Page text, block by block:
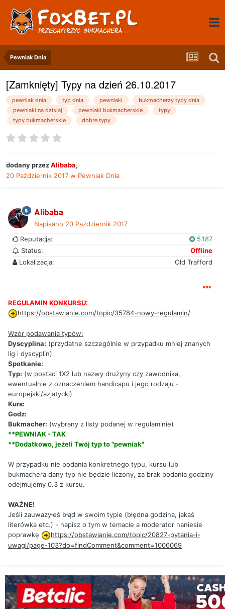
Pewniak Dnia
[Zamknięty] Typy na dzień 26.10.2017
pewniak dnia typ dnia pewniaki
bukmacherzy typy dnia
pewniaki na dzisiaj
pewniaki bukmacherskie
typy
typy bukmacherskie
dobre typy
dodany przezAlibaba,
20 Październik 2017 w Pewniak Dnia
Alibaba
Napisano 20 Październik 2017
Reputacja:
5 187
Status:
Offline
Lokalizacja:
Old Trafford
REGULAMIN KONKURSU:
https://obstawianie.com/topic/35784-nowy-regulamin/
Wzór podawania typów:
Dyscyplina: (przydatne szczególnie w przypadku mniej znanych
lig i dyscyplin)
Spotkanie:
Typ: (w postaci 1X2 lub nazwy drużyny czy zawodnika,
ewentualnie z oznaczeniem handicapu i jego rodzaju -
europejski/azjatycki)
Kurs:
Godz:
Bukmacher: (wybrany z listy podanej w regulaminie)
**PEWNIAK - TAK
**Dodatkowo, jeżeli Twój typ to "pewniak"
W przypadku nie podania konkretnego typu, kursu lub
bukmachera dany typ nie będzie liczony, za brak podania godziny
odejmujemy 0.3 z kursu.
WAŻNE!
Jeśli zauważyłeś błąd w swoim typie (błędna godzina, jakaś
literówka etc.) - napisz o tym w temacie a moderator naniesie
poprawkę
https://obstawianie.com/topic/20827-pytania-i-
uwagi/page-103?do=findComment&comment=1006069